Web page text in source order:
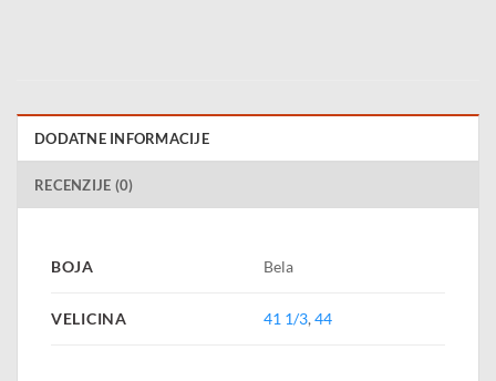
DODATNE INFORMACIJE
RECENZIJE (0)
BOJA Bela
VELICINA 41 1/3,44